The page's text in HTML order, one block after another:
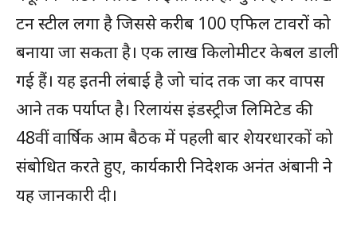
टन स्टील लगा है जिससे करीब 100 एफिल टावरों को
बनाया जा सकता है। एक लाख किलोमीटर केबल डाली
गई हैं। यह इतनी लंबाई है जो चांद तक जा कर वापस
आने तक पर्याप्त है। रिलायंस इंडस्ट्रीज लिमिटेड की
48वीं वार्षिक आम बैठक में पहली बार शेयरधारकों को
संबोधित करते हुए, कार्यकारी निदेशक अनंत अंबानी ने
यह जानकारी दी।